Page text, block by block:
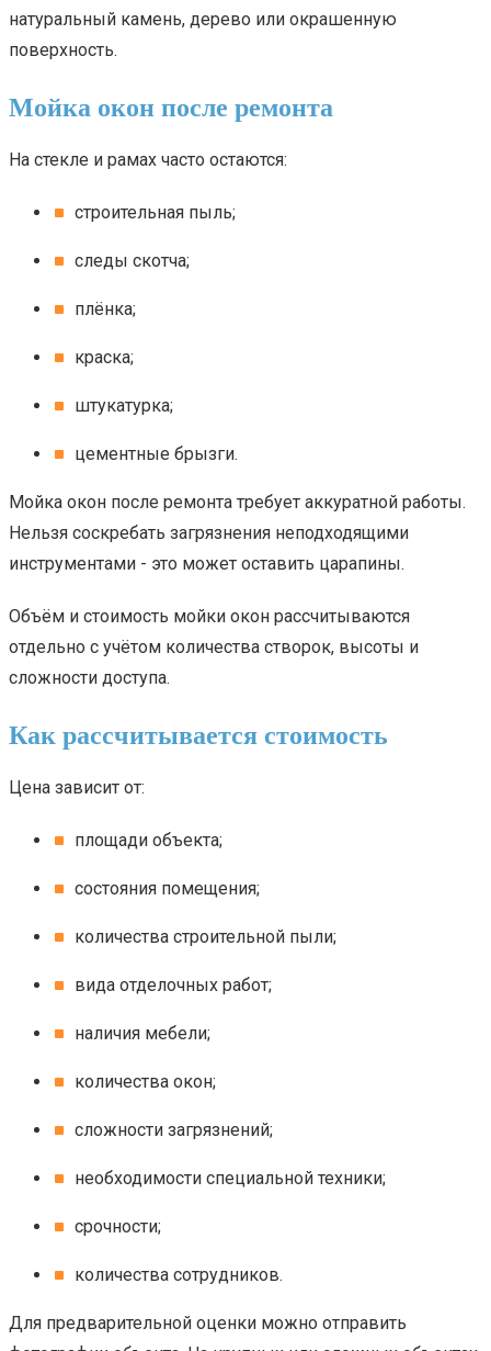
натуральный камень, дерево или окрашенную
поверхность.
Мойка окон после ремонта
На стекле и рамах часто остаются:
строительная пыль;
следы скотча;
плёнка;
краска;
штукатурка;
цементные брызги.
Мойка окон после ремонта требует аккуратной работы.
Нельзя соскребать загрязнения неподходящими
инструментами - это может оставить царапины.
Объём и стоимость мойки окон рассчитываются
отдельно с учётом количества створок, высоты и
сложности доступа.
Как рассчитывается стоимость
Цена зависит от:
площади объекта;
состояния помещения;
количества строительной пыли;
вида отделочных работ;
наличия мебели;
количества окон;
сложности загрязнений;
необходимости специальной техники;
срочности;
количества сотрудников.
Для предварительной оценки можно отправить